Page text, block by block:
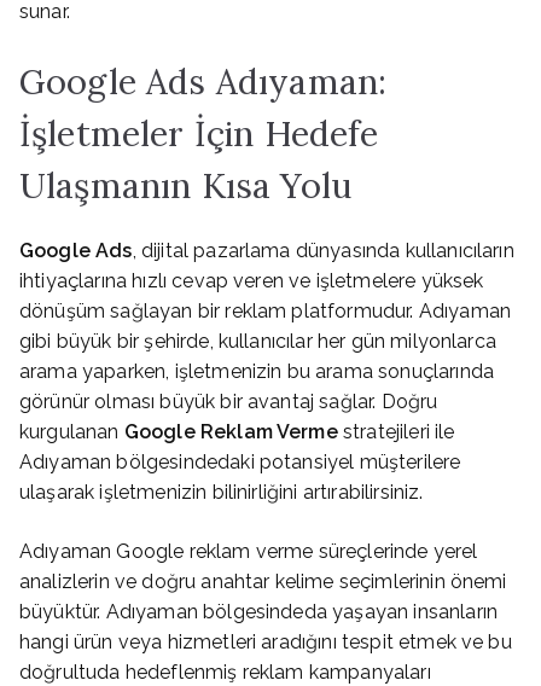
sunar.
Google Ads Adıyaman:
İşletmeler İçin Hedefe
Ulaşmanın Kısa Yolu
Google Ads, dijital pazarlama dünyasında kullanıcıların
ihtiyaçlarına hızlı cevap veren ve işletmelere yüksek
dönüşüm sağlayan bir reklam platformudur. Adıyaman
gibi büyük bir şehirde, kullanıcılar her gün milyonlarca
arama yaparken, işletmenizin bu arama sonuçlarında
görünür olması büyük bir avantaj sağlar. Doğru
kurgulanan Google Reklam Vermestratejileri ile
Adıyaman bölgesindedaki potansiyel müşterilere
ulaşarak işletmenizin bilinirliğini artırabilirsiniz.
Adıyaman Google reklam verme süreçlerinde yerel
analizlerin ve doğru anahtar kelime seçimlerinin önemi
büyüktür. Adıyaman bölgesindeda yaşayan insanların
hangi ürün veya hizmetleri aradığını tespit etmek ve bu
doğrultuda hedeflenmiş reklam kampanyaları